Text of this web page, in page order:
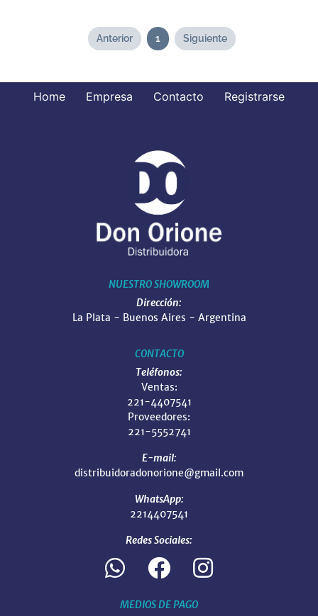
Anterior 1 Siguiente
Home Empresa Contacto Registrarse
NUESTRO SHOWROOM
Dirección:
La Plata - Buenos Aires - Argentina
CONTACTO
Teléfonos:
Ventas:
221-4407541
Proveedores:
221-5552741
E-mail:
distribuidoradonorione@gmail.com
WhatsApp:
2214407541
Redes Sociales:
MEDIOS DE PAGO